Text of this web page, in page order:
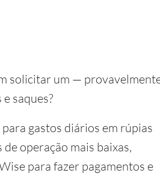
solicitar um —
saques?
gastos diários em rúpias
operação mais baixas,
para fazer pagamentos e